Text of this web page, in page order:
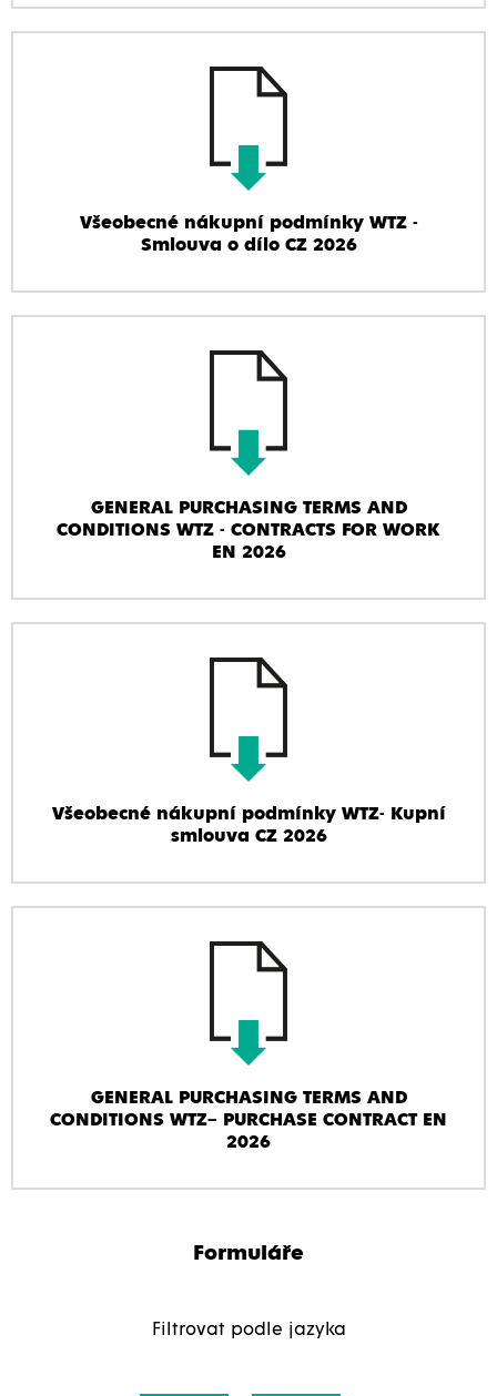
Všeobecné nákupní podmínky WTZ -
Smlouva o dílo CZ 2026
GENERAL PURCHASING TERMS AND
CONDITIONS WTZ - CONTRACTS FOR WORK
EN 2026
Všeobecné nákupní podmínky WTZ- Kupní
smlouva CZ 2026
GENERAL PURCHASING TERMS AND
CONDITIONS WTZ– PURCHASE CONTRACT EN
2026
Formuláře
Filtrovat podle jazyka